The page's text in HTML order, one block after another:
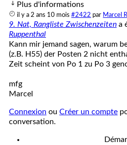
Plus d'informations
il y a 2 ans 10 mois #2422 par Marcel
9. Nat, Rangliste Zwischenzeiten a
Ruppenthal
Kann mir jemand sagen, warum
(z.B. H55) der Posten 2 nicht
Zeit scheint von Po 1 zu Po 3
mfg
Marcel
Connexion ou Créer un compte
conversation.